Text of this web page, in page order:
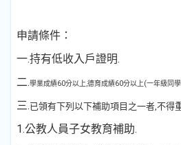
申請條件：
一.持有低收入戶證明.
二.學業成績60分以上,德育成績60分以上(一年級同
三.已領有下列以下補助項目之一者,不得
1.公教人員子女教育補助.